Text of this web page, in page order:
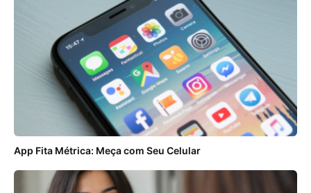
App Fita Métrica: Meça com Seu Celular